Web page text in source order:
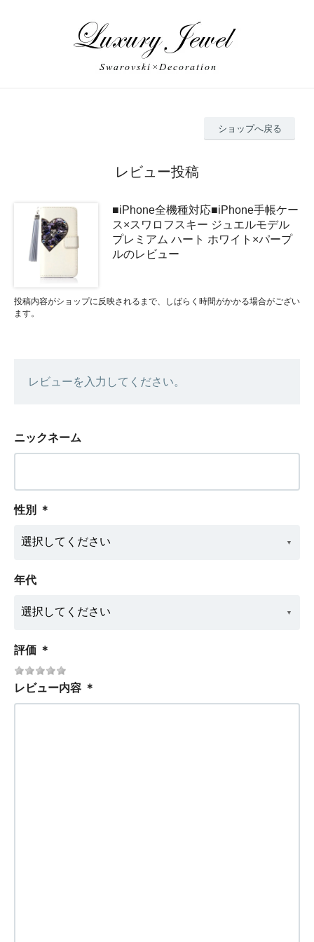
ショップへ戻る
レビュー投稿
■iPhone全機種対応■iPhone手帳ケー
ス×スワロフスキー ジュエルモデル
プレミアム ハート ホワイト×パープ
ルのレビュー
投稿内容がショップに反映されるまで、しばらく時間がかかる場合がござい
ます。
レビューを入力してください。
ニックネーム
性別 ＊
年代
評価 ＊
レビュー内容 ＊